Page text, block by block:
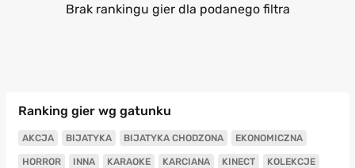
Brak rankingu gier dla podanego filtra
Ranking gier wg gatunku
AKCJA BIJATYKA BIJATYKA CHODZONA EKONOMICZNA
HORROR INNA KARAOKE KARCIANA KINECT KOLEKCJE